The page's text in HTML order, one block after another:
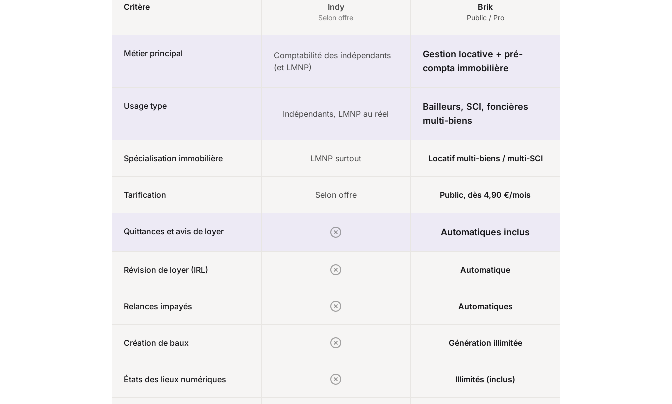
Critère Indy
Selon offre
Brik
Public / Pro
Métier principal
Comptabilité des indépendants
(et LMNP)
Gestion locative + pré-
compta immobilière
Usage type
Indépendants, LMNP au réel
Bailleurs, SCI, foncières
multi-biens
Spécialisation immobilière LMNP surtout Locatif multi-biens / multi-SCI
Tarification Selon offre Public, dès 4,90 €/mois
Quittances et avis de loyer Automatiques inclus
Révision de loyer (IRL) Automatique
Relances impayés Automatiques
Création de baux Génération illimitée
États des lieux numériques Illimités (inclus)